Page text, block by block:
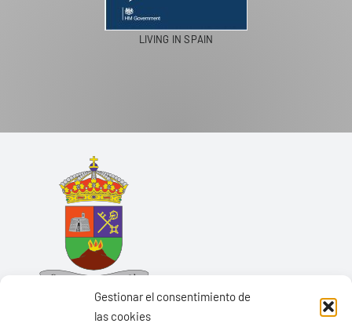
Gestionar el consentimiento de
las cookies
LIVING IN SPAIN